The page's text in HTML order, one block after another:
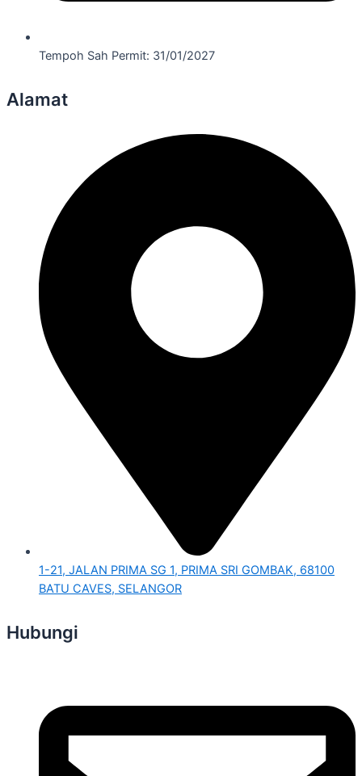
Tempoh Sah Permit: 31/01/2027
Alamat
1-21, JALAN PRIMA SG 1, PRIMA SRI GOMBAK, 68100
BATU CAVES, SELANGOR
Hubungi